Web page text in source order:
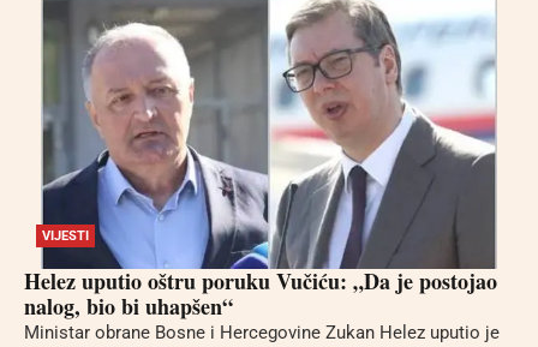
VIJESTI
Helez uputio oštru poruku Vučiću: „Da je postojao
nalog, bio bi uhapšen“
Ministar obrane Bosne i Hercegovine Zukan Helez uputio je